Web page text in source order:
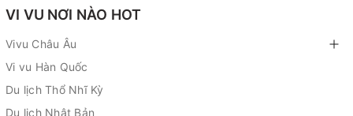
VI VU NƠI NÀO HOT
Vivu Châu Âu
Vi vu Hàn Quốc
Du lịch Thổ Nhĩ Kỳ
Du lịch Nhật Bản